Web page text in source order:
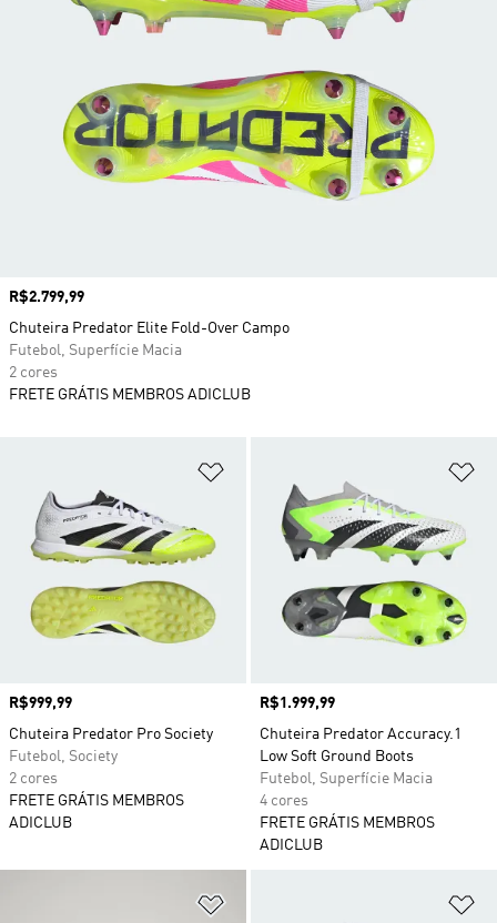
Preço
R$999,99
Chuteira Predator Pro Society
Futebol, Society
2 cores
FRETE GRÁTIS MEMBROS
ADICLUB
Preço
R$1.999,99
Chuteira Predator Accuracy.1
Low Soft Ground Boots
Futebol, Superfície Macia
4 cores
FRETE GRÁTIS MEMBROS
ADICLUB
Preço
R$2.799,99
Chuteira Predator Elite Fold-Over Campo
Futebol, Superfície Macia
2 cores
FRETE GRÁTIS MEMBROS ADICLUB